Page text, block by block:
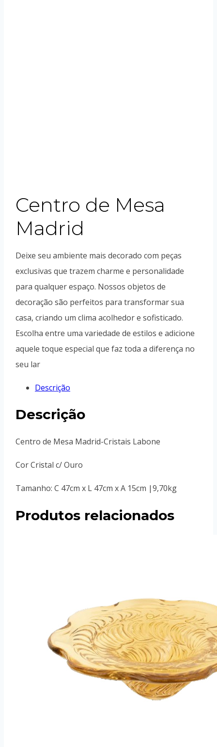
Centro de Mesa
Madrid
Deixe seu ambiente mais decorado com peças
exclusivas que trazem charme e personalidade
para qualquer espaço. Nossos objetos de
decoração são perfeitos para transformar sua
casa, criando um clima acolhedor e sofisticado.
Escolha entre uma variedade de estilos e adicione
aquele toque especial que faz toda a diferença no
seu lar
Descrição
Descrição
Centro de Mesa Madrid-Cristais Labone
Cor Cristal c/ Ouro
Tamanho: C 47cm x L 47cm x A 15cm |9,70kg
Produtos relacionados